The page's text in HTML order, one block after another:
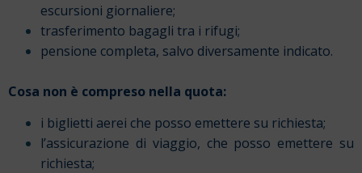
escursioni giornaliere;
trasferimento bagagli tra i rifugi;
pensione completa, salvo diversamente indicato.
Cosa non è compreso nella quota:
i biglietti aerei che posso emettere su richiesta;
l’assicurazione di viaggio, che posso emettere su
richiesta;